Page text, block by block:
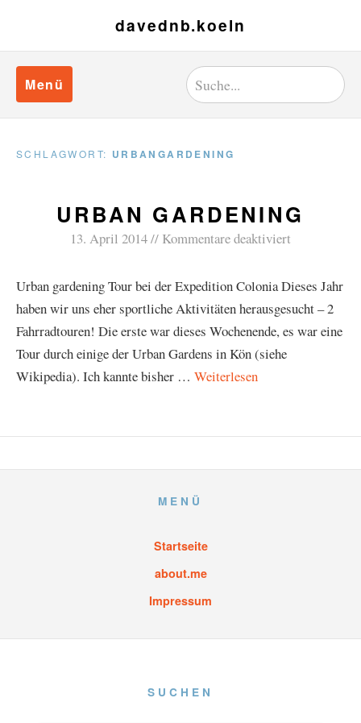
davednb.koeln
Menü
SCHLAGWORT: URBANGARDENING
URBAN GARDENING
13. April 2014 Kommentare deaktiviert
Urban gardening Tour bei der Expedition Colonia Dieses Jahr
haben wir uns eher sportliche Aktivitäten herausgesucht – 2
Fahrradtouren! Die erste war dieses Wochenende, es war eine
Tour durch einige der Urban Gardens in Kön (siehe
Wikipedia). Ich kannte bisher … Weiterlesen
MENÜ
Startseite
about.me
Impressum
SUCHEN